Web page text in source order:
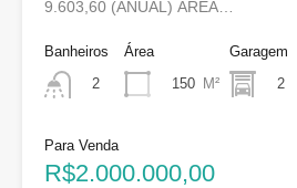
9.603,60 (ANUAL) ÁREA…
Banheiros
2
Área
150 M²
Garagem
2
Para Venda
R$2.000.000,00